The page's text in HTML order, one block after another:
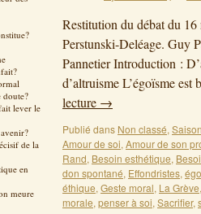
doute?
lever le
de la
en
meure
Restitution du débat du
Perstunski-Deléage. Guy
Pannetier Introduction :
d’altruisme L’égoïsme
lecture →
Publié dans Non classé,
Amour de soi, Amour de son
Rand, Besoin esthétique,
don spontané, Effondristes,
éthique, Geste moral, La Grève,
morale, penser à soi, Sacrifier,